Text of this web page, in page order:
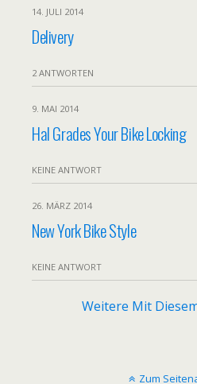
14. JULI 2014
Delivery
2 ANTWORTEN
9. MAI 2014
Hal Grades Your Bike Locking
KEINE ANTWORT
26. MÄRZ 2014
New York Bike Style
KEINE ANTWORT
Weitere Mit
Zum